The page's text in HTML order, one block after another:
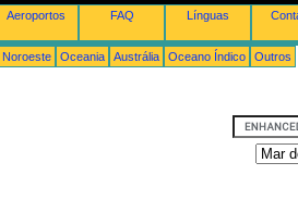
Aeroportos FAQ Línguas
Noroeste Oceania Austrália Oceano Índico Outros